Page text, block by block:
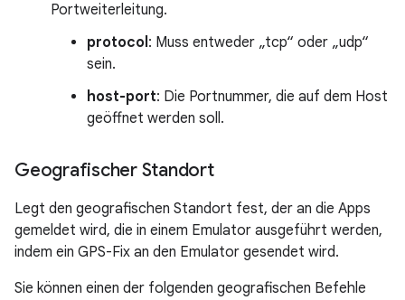
Portweiterleitung.
protocol: Muss entweder „tcp“ oder „udp“
sein.
host-port: Die Portnummer, die auf dem Host
geöffnet werden soll.
Geografischer Standort
Legt den geografischen Standort fest, der an die Apps
gemeldet wird, die in einem Emulator ausgeführt werden,
indem ein GPS-Fix an den Emulator gesendet wird.
Sie können einen der folgenden geografischen Befehle